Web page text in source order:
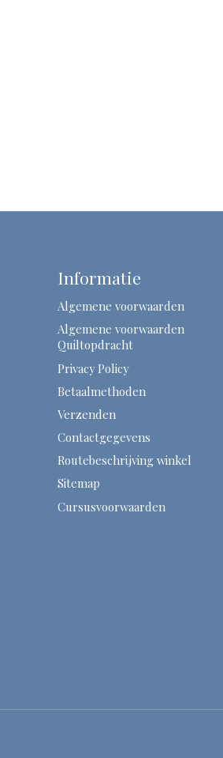
Informatie
Algemene voorwaarden
Algemene voorwaarden
Quiltopdracht
Privacy Policy
Betaalmethoden
Verzenden
Contactgegevens
Routebeschrijving winkel
Sitemap
Cursusvoorwaarden